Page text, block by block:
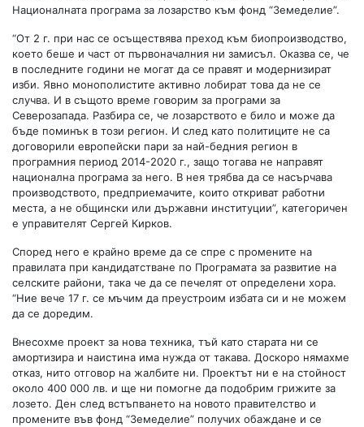
Националната програма за лозарство към фонд “Земеделие”.
“От 2 г. при нас се осъществява преход към биопроизводство,
което беше и част от първоначалния ни замисъл. Оказва се, че
в последните години не могат да се правят и модернизират
изби. Явно монополистите активно лобират това да не се
случва. И в същото време говорим за програми за
Северозапада. Разбира се, че лозарството е било и може да
бъде поминък в този регион. И след като политиците не са
договорили европейски пари за най-бедния регион в
програмния период 2014-2020 г., защо тогава не направят
национална програма за него. В нея трябва да се насърчава
производството, предприемачите, които откриват работни
места, а не общински или държавни институции”, категоричен
е управителят Сергей Кирков.
Според него е крайно време да се спре с промените на
правилата при кандидатстване по Програмата за развитие на
селските райони, така че да се печелят от определени хора.
“Ние вече 17 г. се мъчим да преустроим избата си и не можем
да се доредим.
Внесохме проект за нова техника, тъй като старата ни се
амортизира и наистина има нужда от такава. Доскоро нямахме
отказ, нито отговор на жалбите ни. Проектът ни е на стойност
около 400 000 лв. и ще ни помогне да подобрим грижите за
лозето. Ден след встъпването на новото правителство и
промените във фонд “Земеделие” получих обаждане и се